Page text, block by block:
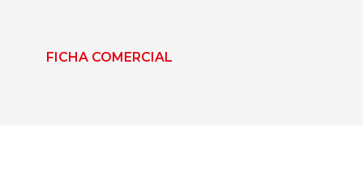
FICHA COMERCIAL